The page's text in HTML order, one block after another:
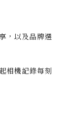
，以及品牌選
相機記錄每刻